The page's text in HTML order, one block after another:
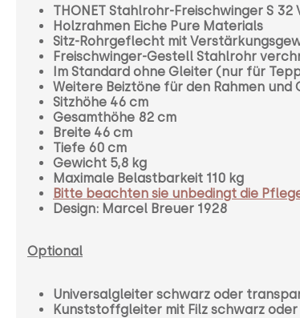
THONET Stahlrohr-Freischwinger S 32
Holzrahmen Eiche Pure Materials
Sitz-Rohrgeflecht mit
Freischwinger-Gestell Stahlrohr
Im Standard ohne Gleiter (nur für
Weitere Beiztöne für den Rahmen
Sitzhöhe 46 cm
Gesamthöhe 82 cm
Breite 46 cm
Tiefe 60 cm
Gewicht 5,8 kg
Maximale Belastbarkeit 110 kg
Bitte beachten sie unbedingt die
Design: Marcel Breuer 1928
Optional
Universalgleiter schwarz oder
Kunststoffgleiter mit Filz schwarz